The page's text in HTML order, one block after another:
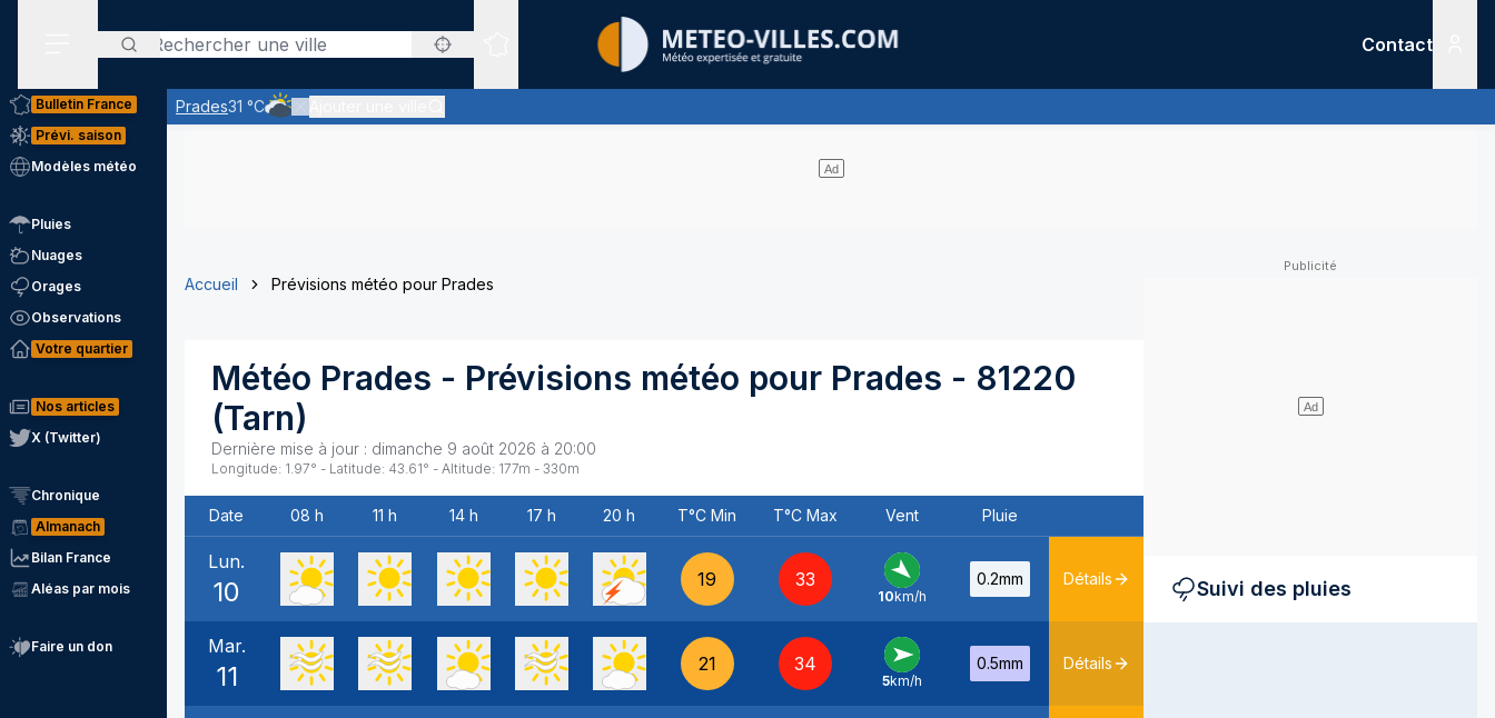
Rechercher
Sites expertis&eacute;s
Contact
Prades31 °C
Ciel très nuageux - les nuages l'emportent sur les éclaircies - pas ou très peu de pluie
Bulletin France
Prévi. saison
Modèles météo
Pluies
Nuages
Orages
Observations
Votre quartier
Nos articles
X (Twitter)
Chronique
Almanach
Bilan France
Aléas par mois
Faire un don
Accueil Prévisions météo pour Prades
Météo Prades - Prévisions météo pour Prades - 81220
(Tarn)
Dernière mise à jour : dimanche 9 août 2026 à 20:00
Longitude: 1.97° - Latitude: 43.61° - Altitude: 177m - 330m
Date 08 h 11 h 14 h 17 h 20 h T°C Min T°C Max Vent Pluie
Lun.
10 19 33
NO -
10km/h
0.2mm Détails
Mar.
11 21 34
O -
5km/h
0.5mm Détails
Suivi des pluies